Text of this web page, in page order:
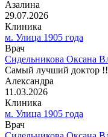
Азалина
29.07.2026
Клиника
м. Улица 1905 года
Врач
Сидельникова Оксана
Самый лучший доктор
Александра
11.03.2026
Клиника
м. Улица 1905 года
Врач